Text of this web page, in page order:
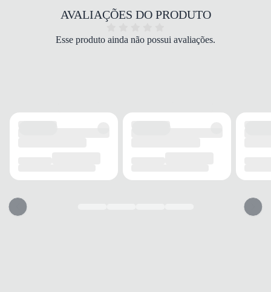
ao movimento dos pés.
pano úmido e sabão neutro, evitando imersão em
AVALIAÇÕES DO PRODUTO
Esse produto ainda não possui avaliações.